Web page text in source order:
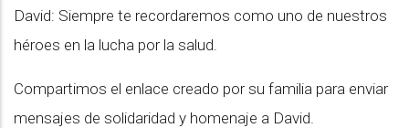
David: Siempre te recordaremos como uno de nuestros
héroes en la lucha por la salud.
Compartimos el enlace creado por su familia para enviar
mensajes de solidaridad y homenaje a David.